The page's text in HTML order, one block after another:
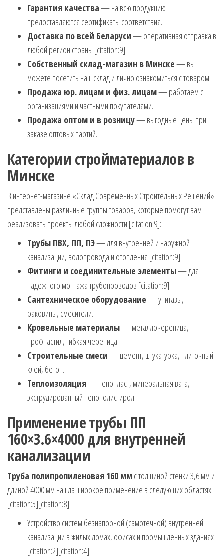
Гарантия качества— на всю продукцию
предоставляются сертификаты соответствия.
Доставка по всей Беларуси— оперативная отправка в
любой регион страны [citation:9].
Собственный склад-магазин в Минске— вы
можете посетить наш склад и лично ознакомиться с товаром.
Продажа юр. лицам и физ. лицам— работаем с
организациями и частными покупателями.
Продажа оптом и в розницу— выгодные цены при
заказе оптовых партий.
Категории стройматериалов в
Минске
В интернет-магазине «Склад Современных Строительных Решений»
представлены различные группы товаров, которые помогут вам
реализовать проекты любой сложности [citation:9]:
Трубы ПВХ, ПП, ПЭ— для внутренней и наружной
канализации, водопровода и отопления [citation:9].
Фитинги и соединительные элементы— для
надежного монтажа трубопроводов [citation:9].
Сантехническое оборудование— унитазы,
раковины, смесители.
Кровельные материалы— металлочерепица,
профнастил, гибкая черепица.
Строительные смеси— цемент, штукатурка, плиточный
клей, бетон.
Теплоизоляция— пенопласт, минеральная вата,
экструдированный пенополистирол.
Применение трубы ПП
160×3.6×4000 для внутренней
канализации
Труба полипропиленовая 160 ммс толщиной стенки 3,6 мм и
длиной 4000 мм нашла широкое применение в следующих областях
[citation:5][citation:8]:
Устройство систем безнапорной (самотечной) внутренней
канализации в жилых домах, офисах и промышленных зданиях
[citation:2][citation:4].